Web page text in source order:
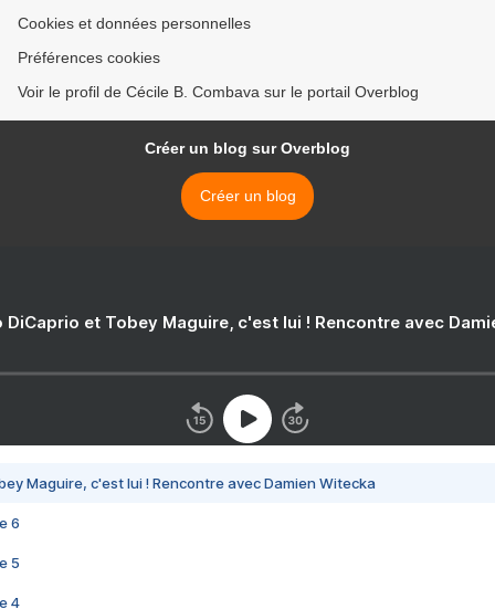
Cookies et données personnelles
Préférences cookies
Voir le profil de Cécile B. Combava sur le portail Overblog
Créer un blog sur Overblog
Créer un blog
DiCaprio et Tobey Maguire, c'est lui ! Rencontre avec
Maguire, c'est lui ! Rencontre avec Damien Witecka
6
5
4